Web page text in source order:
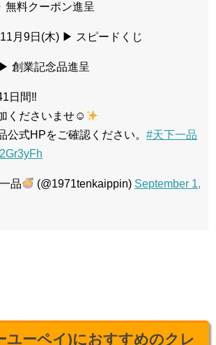
料クーポン進呈
月9日(木) ▶ スピードくじ
創業記念品進呈
日間‼
くださいませ☺
式HPをご確認ください。 #天下一品
品 (@1971tenkaippin) September 1,
ユーペイ)におすすめのクレ